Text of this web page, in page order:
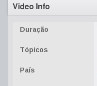
Video Info
Duração
Tópicos
País